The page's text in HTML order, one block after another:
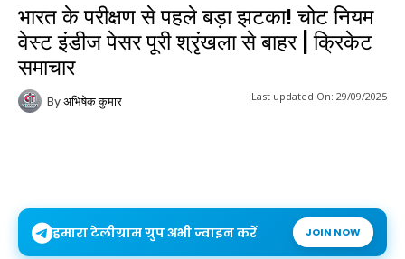
भारत के परीक्षण से पहले बड़ा झटका! चोट नियम
वेस्ट इंडीज पेसर पूरी श्रृंखला से बाहर | क्रिकेट
समाचार
By अभिषेक कुमार Last updated On: 29/09/2025
हमारा टेलीग्राम ग्रुप अभी ज्वाइन करें JOIN NOW